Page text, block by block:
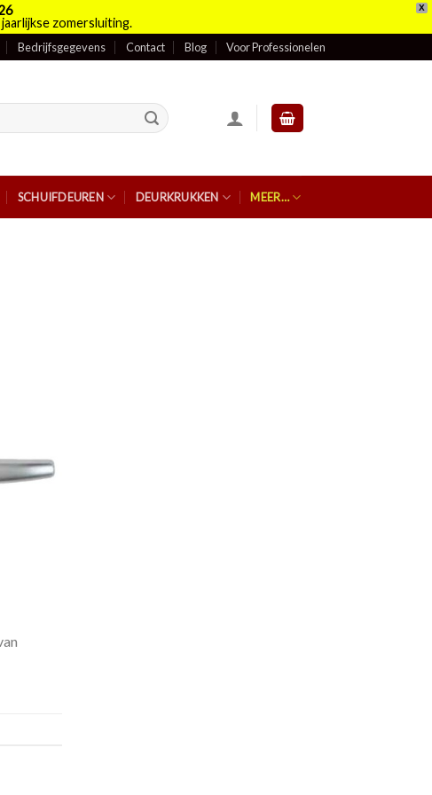
X
zomersluiting.
Bedrijfsgegevens Contact Blog Voor Professionelen
SCHUIFDEUREN DEURKRUKKEN MEER…